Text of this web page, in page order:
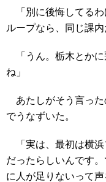
「別に後悔してるわ
ループなら、同じ課内
「うん。栃木とかに
ね」
あたしがそう言った
でうなずいた。
「実は、最初は横浜
だったらしいんです
に人が足りないって